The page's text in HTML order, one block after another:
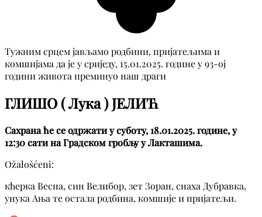
Тужним срцем јављамо родбини, пријатељима и
комшијама да је у сриједу, 15.01.2025. године у 93-ој
години живота преминуо наш драги
ГЛИШО ( Лука ) ЈЕЛИЋ
Сахрана ће се одржати у суботу, 18.01.2025. године, у
12:30 сати на Градском гробљу у Лакташима.
Ožalošćeni:
кћерка Весна, син Велибор, зет Зоран, снаха Дубравка,
унука Ања те остала родбина, комшије и пријатељи.